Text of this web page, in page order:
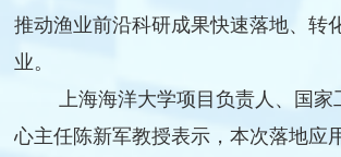
推动渔业前沿科研成果快速落地、转
业。
上海海洋大学项目负责人、国
心主任陈新军教授表示，本次落地应